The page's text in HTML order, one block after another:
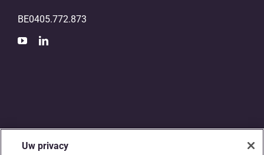
BE0405.772.873
Uw privacy